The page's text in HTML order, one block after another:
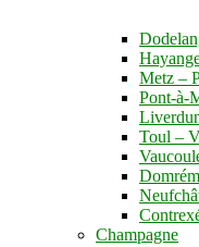
Metz –
Pont-à-
Toul –
Champagne